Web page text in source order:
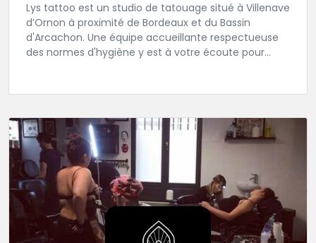
Lys tattoo est un studio de tatouage situé à Villenave
d’Ornon à proximité de Bordeaux et du Bassin
d'Arcachon. Une équipe accueillante respectueuse
des normes d'hygiène y est à votre écoute pour